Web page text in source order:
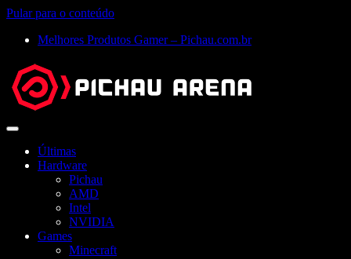
Pular para o conteúdo
Melhores Produtos Gamer – Pichau.com.br
Abrir
Últimas
Hardware
Pichau
AMD
Intel
NVIDIA
Games
Minecraft